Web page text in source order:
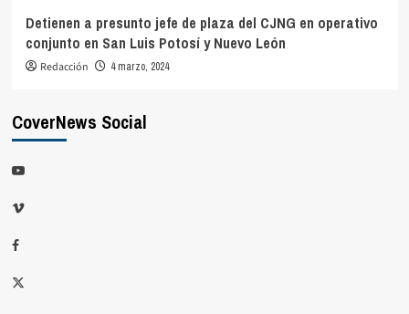
Detienen a presunto jefe de plaza del CJNG en operativo
conjunto en San Luis Potosí y Nuevo León
Redacción 4 marzo, 2024
CoverNews Social